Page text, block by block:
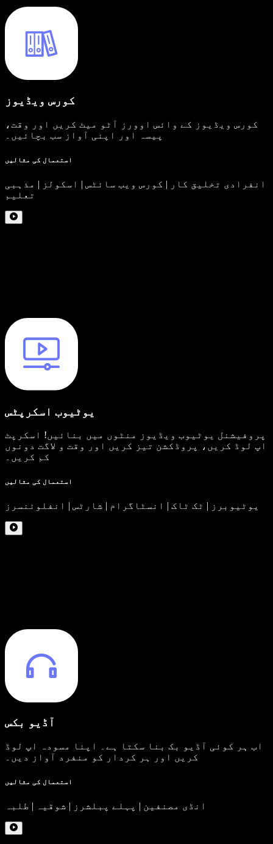
کورس ویڈیوز
کورس ویڈیوز کے وائس اوورز آٹو میٹ کریں اور وقت،
پیسہ اور اپنی آواز سب بچائیں۔
استعمال کی مثالیں
انفرادی تخلیق کار | کورس ویب سائٹس | اسکولز | مذہبی
تعلیم
یوٹیوب اسکرپٹس
پروفیشنل یوٹیوب ویڈیوز منٹوں میں بنائیں! اسکرپٹ
اپ لوڈ کریں، پروڈکشن تیز کریں اور وقت و لاگت دونوں
کم کریں۔
استعمال کی مثالیں
یوٹیوبرز | ٹک ٹاک | انسٹاگرام | شارٹس | انفلوئنسرز
آڈیو بکس
اب ہر کوئی آڈیو بک بنا سکتا ہے۔ اپنا مسودہ اپ لوڈ
کریں اور ہر کردار کو منفرد آواز دیں۔
استعمال کی مثالیں
انڈی مصنفین | پہلے پبلشرز | شوقیہ | طلبہ